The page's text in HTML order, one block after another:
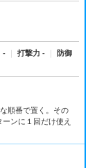
- 打撃力 -
防御
順番で置く。その
ンに１回だけ使え